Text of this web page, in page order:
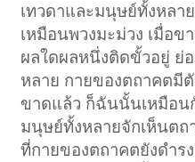
เทวดาและมนุษย์ทั้งหลา
เหมือนพวงมะม่วง เมื่อข
ผลใดผลหนึ่งติดขั้วอยู่ ย่
หลาย กายของตถาคตมี
ขาดแล้ว ก็ฉันนั้นเหมือน
มนุษย์ทั้งหลายจักเห็นตถ
ที่กายของตถาคตยังดำร